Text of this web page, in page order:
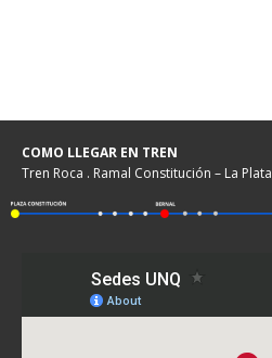
COMO LLEGAR EN TREN
Tren Roca . Ramal Constitución – La Plata